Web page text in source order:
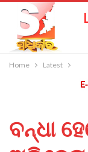
Home Latest
ବନ୍ଧା